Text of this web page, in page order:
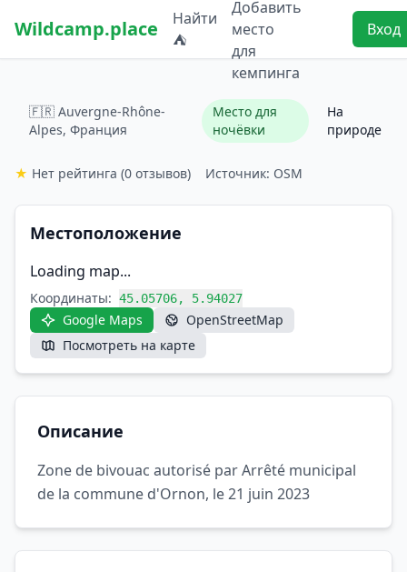
Wildcamp.place
Найти
⛺
Добавить
место
для
кемпинга
Вход
🇫🇷 Auvergne-Rhône-
Alpes, Франция
Место для
ночёвки
На
природе
★ Нет рейтинга (0 отзывов) Источник: OSM
Местоположение
Loading map...
Координаты: 45.05706, 5.94027
Google Maps
OpenStreetMap
Посмотреть на карте
Описание
Zone de bivouac autorisé par Arrêté municipal
de la commune d'Ornon, le 21 juin 2023